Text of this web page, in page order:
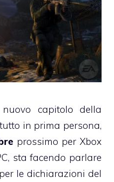
capitolo della
in prima persona,
prossimo per Xbox
sta facendo parlare
le dichiarazioni del